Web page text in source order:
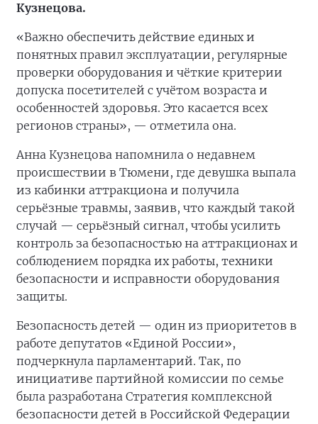
Кузнецова.
«Важно обеспечить действие единых и
понятных правил эксплуатации, регулярные
проверки оборудования и чёткие критерии
допуска посетителей с учётом возраста и
особенностей здоровья. Это касается всех
регионов страны», — отметила она.
Анна Кузнецова напомнила о недавнем
происшествии в Тюмени, где девушка выпала
из кабинки аттракциона и получила
серьёзные травмы, заявив, что каждый такой
случай — серьёзный сигнал, чтобы усилить
контроль за безопасностью на аттракционах и
соблюдением порядка их работы, техники
безопасности и исправности оборудования
защиты.
Безопасность детей — один из приоритетов в
работе депутатов «Единой России»,
подчеркнула парламентарий. Так, по
инициативе партийной комиссии по семье
была разработана Стратегия комплексной
безопасности детей в Российской Федерации